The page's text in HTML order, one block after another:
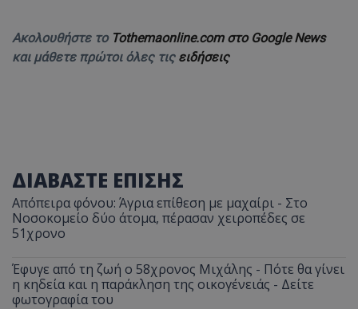
Ακολουθήστε το Tothemaonline.com στο Google News
και μάθετε πρώτοι όλες τις ειδήσεις
ΔΙΑΒΑΣΤΕ ΕΠΙΣΗΣ
Απόπειρα φόνου: Άγρια επίθεση με μαχαίρι - Στο
Νοσοκομείο δύο άτομα, πέρασαν χειροπέδες σε
51χρονο
Έφυγε από τη ζωή ο 58χρονος Μιχάλης - Πότε θα γίνει
η κηδεία και η παράκληση της οικογένειάς - Δείτε
φωτογραφία του